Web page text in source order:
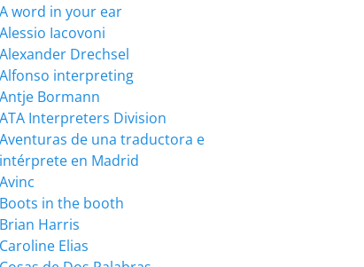
A word in your ear
Alessio Iacovoni
Alexander Drechsel
Alfonso interpreting
Antje Bormann
ATA Interpreters Division
Aventuras de una traductora e
intérprete en Madrid
Avinc
Boots in the booth
Brian Harris
Caroline Elias